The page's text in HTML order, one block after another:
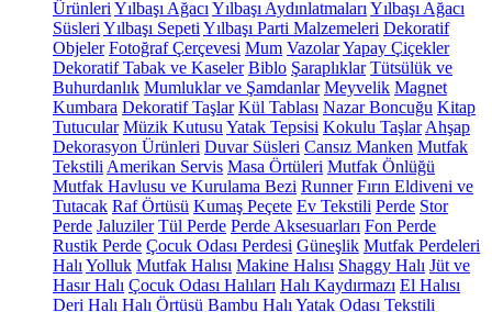
Ürünleri Yılbaşı Ağacı Yılbaşı Aydınlatmaları Yılbaşı Ağacı
Süsleri Yılbaşı Sepeti Yılbaşı Parti Malzemeleri Dekoratif
Objeler Fotoğraf Çerçevesi Mum VazolarYapay Çiçekler
Dekoratif Tabak ve Kaseler Biblo Şaraplıklar Tütsülük ve
Buhurdanlık Mumluklar ve Şamdanlar Meyvelik Magnet
Kumbara Dekoratif Taşlar Kül Tablası Nazar Boncuğu Kitap
Tutucular Müzik Kutusu Yatak Tepsisi Kokulu Taşlar Ahşap
Dekorasyon Ürünleri Duvar Süsleri Cansız Manken Mutfak
Tekstili Amerikan Servis Masa Örtüleri Mutfak Önlüğü
Mutfak Havlusu ve Kurulama Bezi Runner Fırın Eldiveni ve
Tutacak Raf Örtüsü Kumaş Peçete Ev Tekstili Perde Stor
Perde Jaluziler Tül Perde Perde Aksesuarları Fon Perde
Rustik Perde Çocuk Odası Perdesi Güneşlik Mutfak Perdeleri
Halı Yolluk Mutfak Halısı Makine Halısı Shaggy Halı Jüt ve
Hasır Halı Çocuk Odası Halıları Halı Kaydırmazı El Halısı
Deri Halı Halı Örtüsü Bambu Halı Yatak Odası Tekstili